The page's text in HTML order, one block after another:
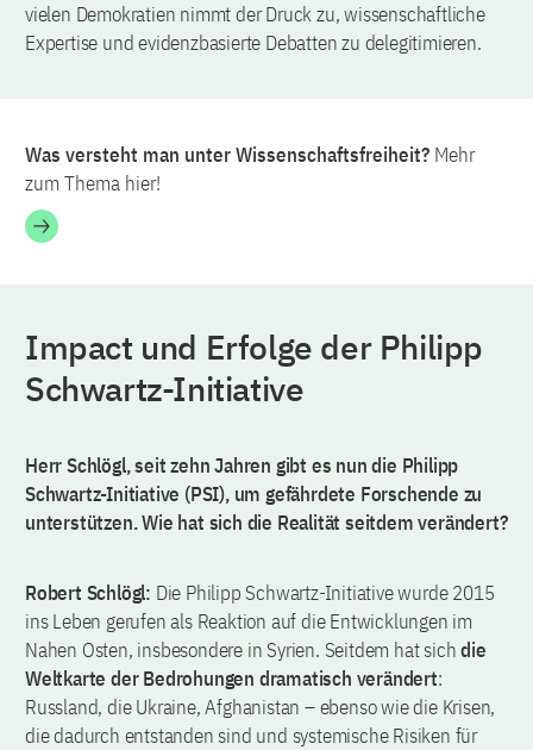
vielen Demokratien nimmt der Druck zu, wissenschaftliche
Expertise und evidenzbasierte Debatten zu delegitimieren.
Was versteht man unter Wissenschaftsfreiheit? Mehr
zum Thema hier!
Impact und Erfolge der Philipp
Schwartz-Initiative
Herr Schlögl, seit zehn Jahren gibt es nun die Philipp
Schwartz-Initiative (PSI), um gefährdete Forschende zu
unterstützen. Wie hat sich die Realität seitdem verändert?
Robert Schlögl: Die Philipp Schwartz-Initiative wurde 2015
ins Leben gerufen als Reaktion auf die Entwicklungen im
Nahen Osten, insbesondere in Syrien. Seitdem hat sichdie
Weltkarte der Bedrohungen dramatisch verändert:
Russland, die Ukraine, Afghanistan – ebenso wie die Krisen,
die dadurch entstanden sind und systemische Risiken für